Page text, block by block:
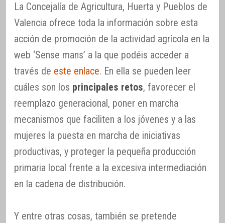
La Concejalía de Agricultura, Huerta y Pueblos de
Valencia ofrece toda la información sobre esta
acción de promoción de la actividad agrícola en la
web ‘Sense mans’ a la que podéis acceder a
través de este enlace. En ella se pueden leer
cuáles son los principales retos, favorecer el
reemplazo generacional, poner en marcha
mecanismos que faciliten a los jóvenes y a las
mujeres la puesta en marcha de iniciativas
productivas, y proteger la pequeña producción
primaria local frente a la excesiva intermediación
en la cadena de distribución.
Y entre otras cosas, también se pretende